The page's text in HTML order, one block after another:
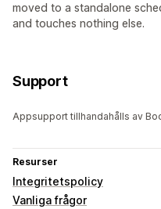
moved to a standalone
and touches nothing else.
Support
Appsupport tillhandahålls av
Resurser
Integritetspolicy
Vanliga frågor